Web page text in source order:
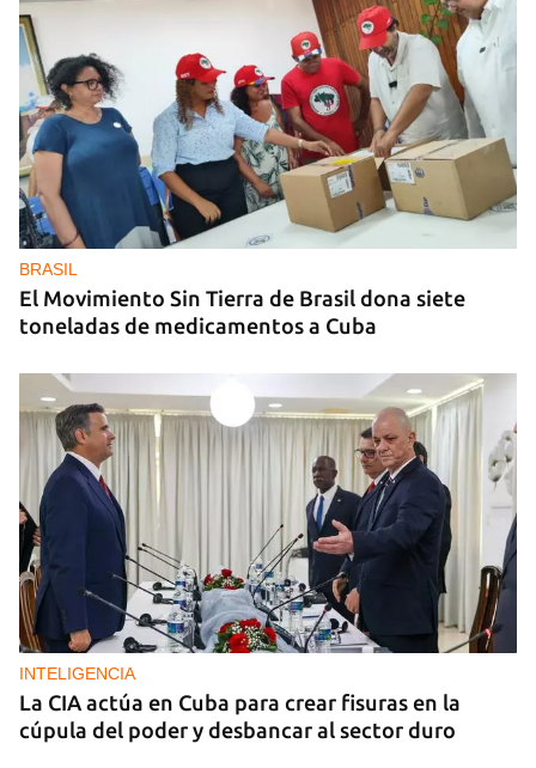
MIAMI
La hija de un diplomático castrista expulsado de
EE UU en 2003 está bajo custodia del ICE
BRASIL
El Movimiento Sin Tierra de Brasil dona siete
toneladas de medicamentos a Cuba
INTELIGENCIA
La CIA actúa en Cuba para crear fisuras en la
cúpula del poder y desbancar al sector duro